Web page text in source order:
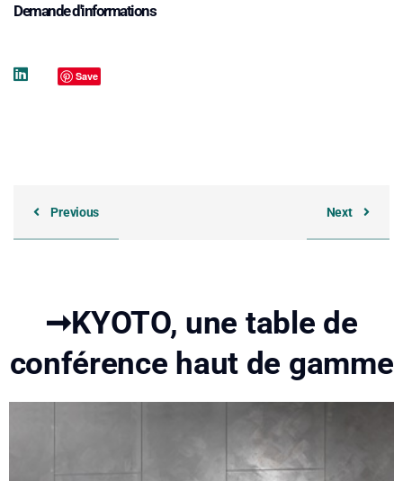
Demande d'informations
Save
Previous Next
➞KYOTO, une table de
conférence haut de gamme